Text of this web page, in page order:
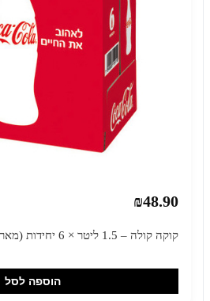
₪48.90
קוקה קולה – 1.5 ליטר × 6 יחידות (מארז )
הוספה לסל